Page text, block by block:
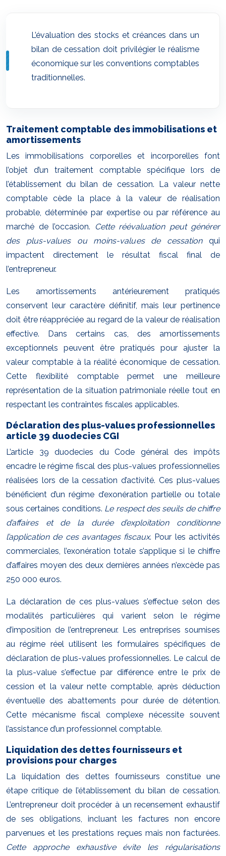
L’évaluation des stocks et créances dans un
bilan de cessation doit privilégier le réalisme
économique sur les conventions comptables
traditionnelles.
Traitement comptable des immobilisations et
amortissements
Les immobilisations corporelles et incorporelles font
l’objet d’un traitement comptable spécifique lors de
l’établissement du bilan de cessation. La valeur nette
comptable cède la place à la valeur de réalisation
probable, déterminée par expertise ou par référence au
marché de l’occasion.
Cette réévaluation peut générer
des plus-values ou moins-values de cessationqui
impactent directement le résultat fiscal final de
l’entrepreneur.
Les amortissements antérieurement pratiqués
conservent leur caractère définitif, mais leur pertinence
doit être réappréciée au regard de la valeur de réalisation
effective. Dans certains cas, des amortissements
exceptionnels peuvent être pratiqués pour ajuster la
valeur comptable à la réalité économique de cessation.
Cette flexibilité comptable permet une meilleure
représentation de la situation patrimoniale réelle tout en
respectant les contraintes fiscales applicables.
Déclaration des plus-values professionnelles
article 39 duodecies CGI
L’article 39 duodecies du Code général des impôts
encadre le régime fiscal des plus-values professionnelles
réalisées lors de la cessation d’activité. Ces plus-values
bénéficient d’un régime d’exonération partielle ou totale
sous certaines conditions. Le respect des seuils de chiffre
d’affaires et de la durée d’exploitation conditionne
l’application de ces avantages fiscaux. Pour les activités
commerciales, l’exonération totale s’applique si le chiffre
d’affaires moyen des deux dernières années n’excède pas
250 000 euros.
La déclaration de ces plus-values s’effectue selon des
modalités particulières qui varient selon le régime
d’imposition de l’entrepreneur. Les entreprises soumises
au régime réel utilisent les formulaires spécifiques de
déclaration de plus-values professionnelles. Le calcul de
la plus-value s’effectue par différence entre le prix de
cession et la valeur nette comptable, après déduction
éventuelle des abattements pour durée de détention.
Cette mécanisme fiscal complexe nécessite souvent
l’assistance d’un professionnel comptable.
Liquidation des dettes fournisseurs et
provisions pour charges
La liquidation des dettes fournisseurs constitue une
étape critique de l’établissement du bilan de cessation.
L’entrepreneur doit procéder à un recensement exhaustif
de ses obligations, incluant les factures non encore
parvenues et les prestations reçues mais non facturées.
Cette approche exhaustive évite les régularisations